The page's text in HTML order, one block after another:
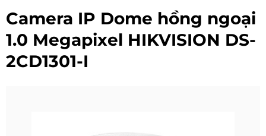
Camera IP Dome hồng ngoại
1.0 Megapixel HIKVISION DS-
2CD1301-I